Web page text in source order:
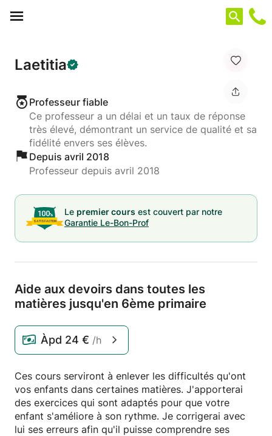
Laetitia
Professeur fiable
Ce professeur a un délai et un taux de réponse
très élevé, démontrant un service de qualité et sa
fidélité envers ses élèves.
Depuis avril 2018
Professeur depuis avril 2018
Le premier cours est couvert par notre
Garantie Le-Bon-Prof
Aide aux devoirs dans toutes les
matières jusqu'en 6ème primaire
Àpd 24 € /h
Ces cours serviront à enlever les difficultés qu'ont
vos enfants dans certaines matières. J'apporterai
des exercices qui sont adaptés pour que votre
enfant s'améliore à son rythme. Je corrigerai avec
lui ses erreurs afin qu'il puisse comprendre ses